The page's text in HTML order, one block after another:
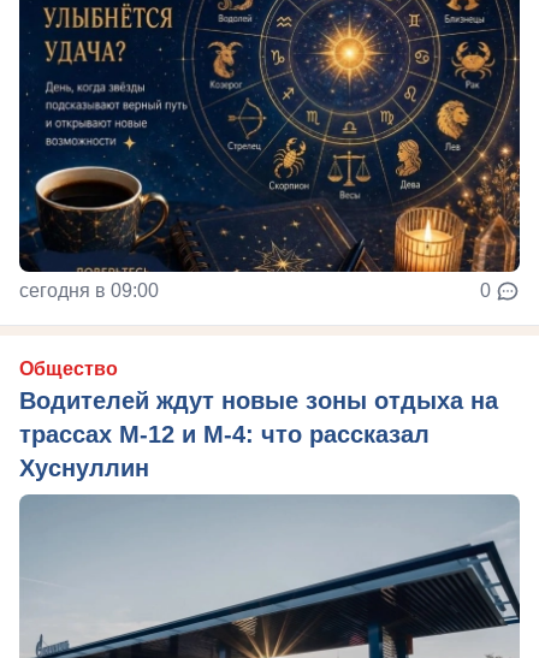
сегодня в 09:00 0
Общество
Водителей ждут новые зоны отдыха на
трассах М-12 и М-4: что рассказал
Хуснуллин